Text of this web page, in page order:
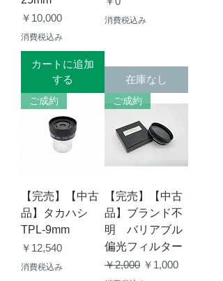
価格
￥10,000
消費税込み
カートに追加
する
消費税込み
在庫なし
ご成約
【完売】【中古
品】タカハシ
TPL-9mm
価格
￥12,540
消費税込み
ご成約
【完売】【中古
品】ブランド不
明 バリアブル
偏光フィルター
通常価格
￥2,000 セール価格
￥1,000